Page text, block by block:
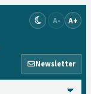
A- A+
Newsletter